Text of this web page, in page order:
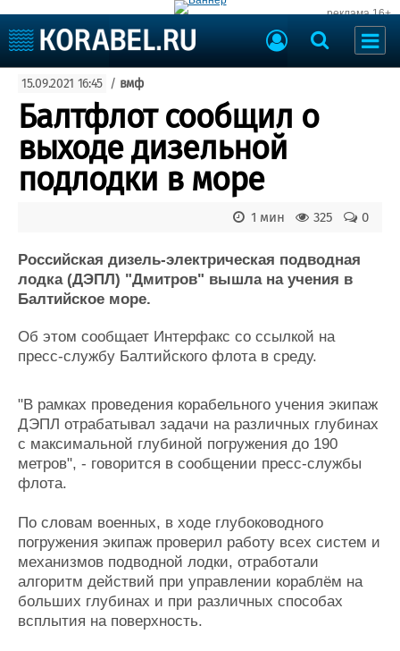
реклама 16+
Судоходство
Судоремонт
События
Пресс-релизы
Порты
Рыболовство
ВМФ
Образование
Судостроение
Пульс
Новости
Компании
Репутация
Журнал
Реклама
Торговая площадка
Доска объявлений
Оборудование
Изделия
Конференции
Выставки и семинары
Словарь
Галерея флота
Форум
Отзывы
Все службы
15.09.2021 16:45 / вмф
Балтфлот сообщил о
выходе дизельной
подлодки в море
0
325
1 мин
Российская дизель-электрическая подводная
лодка (ДЭПЛ) "Дмитров" вышла на учения в
Балтийское море.
Об этом сообщает Интерфакс со ссылкой на
пресс-службу Балтийского флота в среду.
"В рамках проведения корабельного учения экипаж
ДЭПЛ отрабатывал задачи на различных глубинах
с максимальной глубиной погружения до 190
метров", - говорится в сообщении пресс-службы
флота.
По словам военных, в ходе глубоководного
погружения экипаж проверил работу всех систем и
механизмов подводной лодки, отработали
алгоритм действий при управлении кораблём на
больших глубинах и при различных способах
всплытия на поверхность.